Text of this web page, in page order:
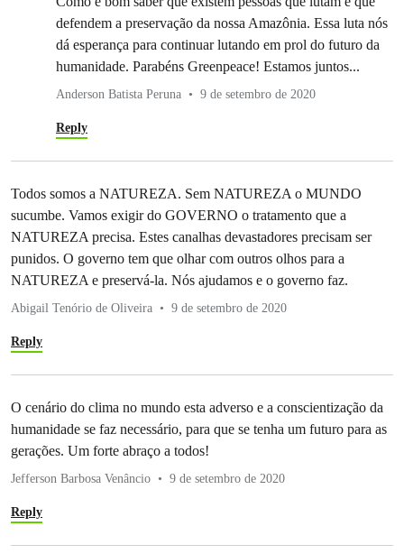
defendem a preservação da nossa Amazônia. Essa luta nós
dá esperança para continuar lutando em prol do futuro da
humanidade. Parabéns Greenpeace! Estamos juntos...
Anderson Batista Peruna 9 de setembro de 2020
Reply
Todos somos a NATUREZA. Sem NATUREZA o MUNDO
sucumbe. Vamos exigir do GOVERNO o tratamento que a
NATUREZA precisa. Estes canalhas devastadores precisam ser
punidos. O governo tem que olhar com outros olhos para a
NATUREZA e preservá-la. Nós ajudamos e o governo faz.
Abigail Tenório de Oliveira 9 de setembro de 2020
Reply
O cenário do clima no mundo esta adverso e a conscientização da
humanidade se faz necessário, para que se tenha um futuro para as
gerações. Um forte abraço a todos!
Jefferson Barbosa Venâncio 9 de setembro de 2020
Reply